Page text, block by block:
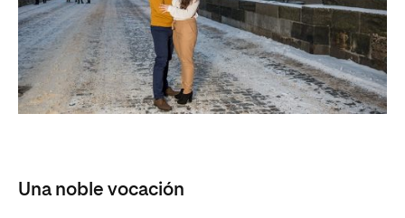
Una noble vocación